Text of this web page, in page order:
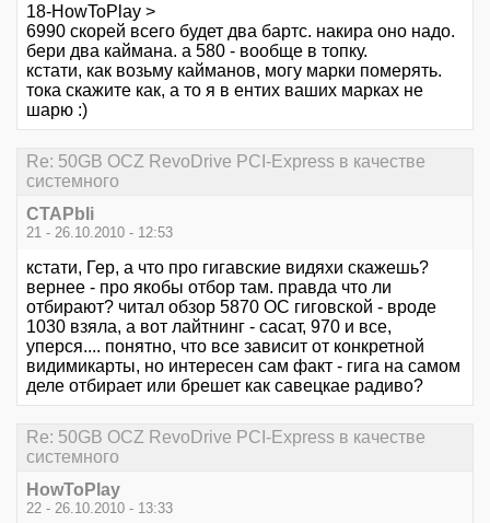
18-HowToPlay >
6990 скорей всего будет два бартс. накира оно надо.
бери два каймана. а 580 - вообще в топку.
кстати, как возьму кайманов, могу марки померять.
тока скажите как, а то я в ентих ваших марках не
шарю :)
Re: 50GB OCZ RevoDrive PCI-Express в качестве
системного
CTAPbIi
21 - 26.10.2010 - 12:53
кстати, Гер, а что про гигавские видяхи скажешь?
вернее - про якобы отбор там. правда что ли
отбирают? читал обзор 5870 ОС гиговской - вроде
1030 взяла, а вот лайтнинг - сасат, 970 и все,
уперся.... понятно, что все зависит от конкретной
видимикарты, но интересен сам факт - гига на самом
деле отбирает или брешет как савецкае радиво?
Re: 50GB OCZ RevoDrive PCI-Express в качестве
системного
HowToPlay
22 - 26.10.2010 - 13:33